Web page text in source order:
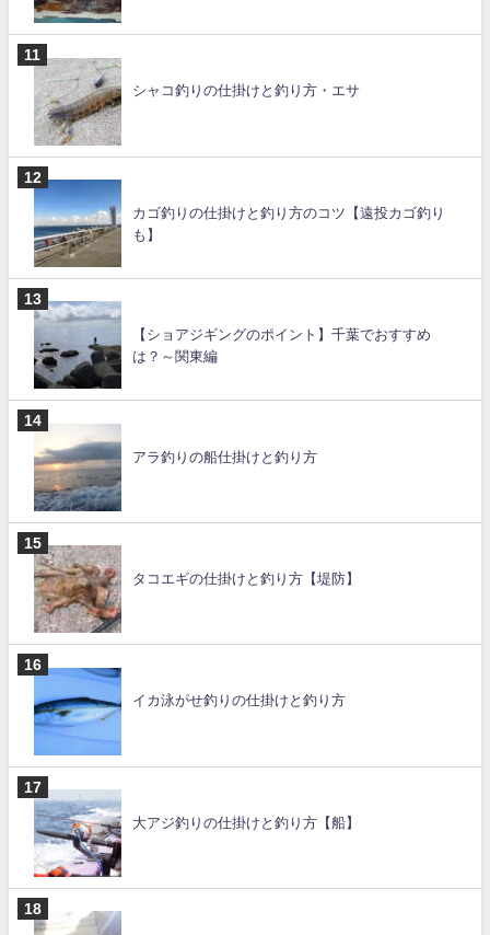
シャコ釣りの仕掛けと釣り方・エサ
カゴ釣りの仕掛けと釣り方のコツ【遠投カゴ釣り
も】
【ショアジギングのポイント】千葉でおすすめ
は？～関東編
アラ釣りの船仕掛けと釣り方
タコエギの仕掛けと釣り方【堤防】
イカ泳がせ釣りの仕掛けと釣り方
大アジ釣りの仕掛けと釣り方【船】